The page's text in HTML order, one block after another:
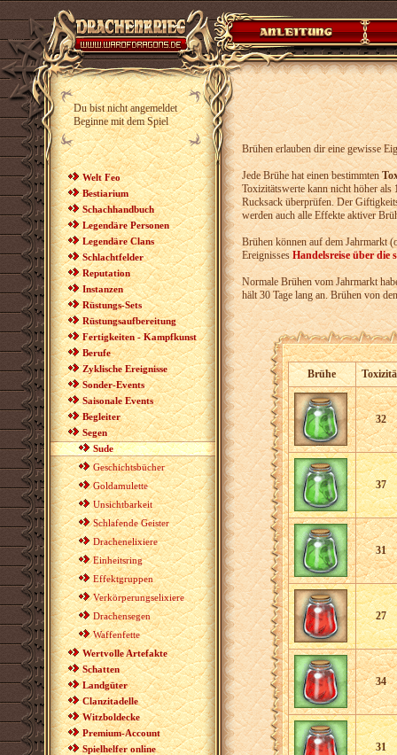
Du bist nicht angemeldet
Beginne mit dem Spiel
Welt Feo
Bestiarium
Schachhandbuch
Legendäre Personen
Legendäre Clans
Schlachtfelder
Reputation
Instanzen
Rüstungs-Sets
Rüstungsaufbereitung
Fertigkeiten - Kampfkunst
Berufe
Zyklische Ereignisse
Sonder-Events
Saisonale Events
Begleiter
Segen
Sude
Geschichtsbücher
Goldamulette
Unsichtbarkeit
Schlafende Geister
Drachenelixiere
Einheitsring
Effektgruppen
Verkörperungselixiere
Drachensegen
Waffenfette
Wertvolle Artefakte
Schatten
Landgüter
Clanzitadelle
Witzboldecke
Premium-Account
Spielhelfer online
Brühen erlauben dir eine gewisse
Jede Brühe hat einen bestimmten
Toxizitätswerte kann nicht höher als
Rucksack überprüfen. Der
werden auch alle Effekte aktiver
Brühen können auf dem Jahrmarkt
EreignissesHandelsreise über die
Normale Brühen vom Jahrmarkt
hält 30 Tage lang an. Brühen von
Brühe
32
37
31
27
34
31